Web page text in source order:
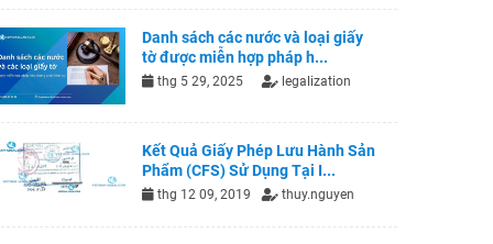
Danh sách các nước và loại giấy
tờ được miễn hợp pháp h...
thg 5 29, 2025 legalization
Kết Quả Giấy Phép Lưu Hành Sản
Phẩm (CFS) Sử Dụng Tại I...
thg 12 09, 2019 thuy.nguyen